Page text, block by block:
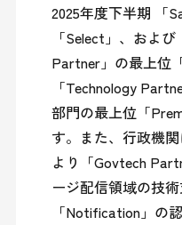
2025年度下半期 「
「Select」、およ
Partner」の最上位
「Technology
部門の最上位「
す。また、行政機
より「Govtech
ージ配信領域の技
「Notification」の